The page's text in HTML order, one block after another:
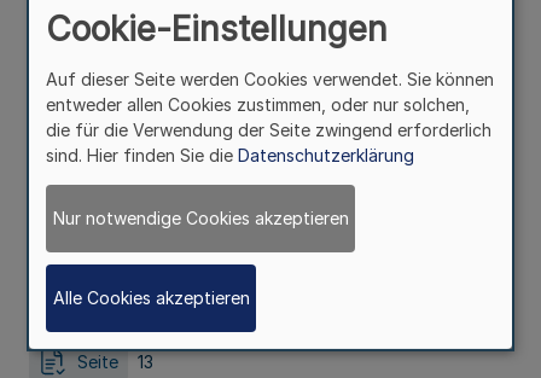
Absatz 3 Satz 2 des Gesetzes des
Landes Nordrhein-Westfalen zum
Staatsvertrag zum Glücksspielwesen in
Deutschland vom 30. Oktober 2007 (GV.
NRW. S. 445)
Ausfertigungsdatum
Seite 13
Cookie-Einstellungen
Auf dieser Seite werden Cookies verwendet. Sie können
entweder allen Cookies zustimmen, oder nur solchen,
die für die Verwendung der Seite zwingend erforderlich
sind. Hier finden Sie die Datenschutzerklärung
Nur notwendige Cookies akzeptieren
Alle Cookies akzeptieren